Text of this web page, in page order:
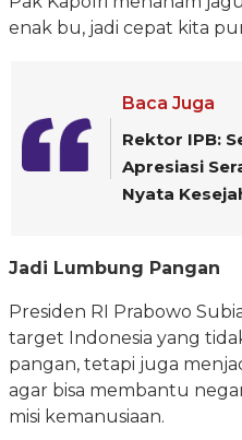
enak bu, jadi cepat kita
Baca Juga
Rektor IPB:
Apresiasi
Nyata
Jadi Lumbung Pangan
Presiden RI Prabowo
target Indonesia yang
pangan, tetapi juga
agar bisa membantu
misi kemanusiaan.